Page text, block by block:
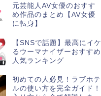
元芸能人AV女優のおすす
め作品のまとめ【AV女優
に転身】
【SNSで話題】最高にイケ
るウーマナイザーおすすめ
人気ランキング
初めての人必見！ラブホテ
ルの使い方を完全ガイド！